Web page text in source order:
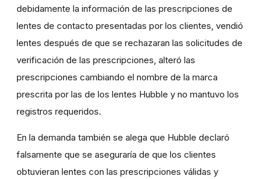
debidamente la información de las prescripciones de
lentes de contacto presentadas por los clientes, vendió
lentes después de que se rechazaran las solicitudes de
verificación de las prescripciones, alteró las
prescripciones cambiando el nombre de la marca
prescrita por las de los lentes Hubble y no mantuvo los
registros requeridos.
En la demanda también se alega que Hubble declaró
falsamente que se aseguraría de que los clientes
obtuvieran lentes con las prescripciones válidas y